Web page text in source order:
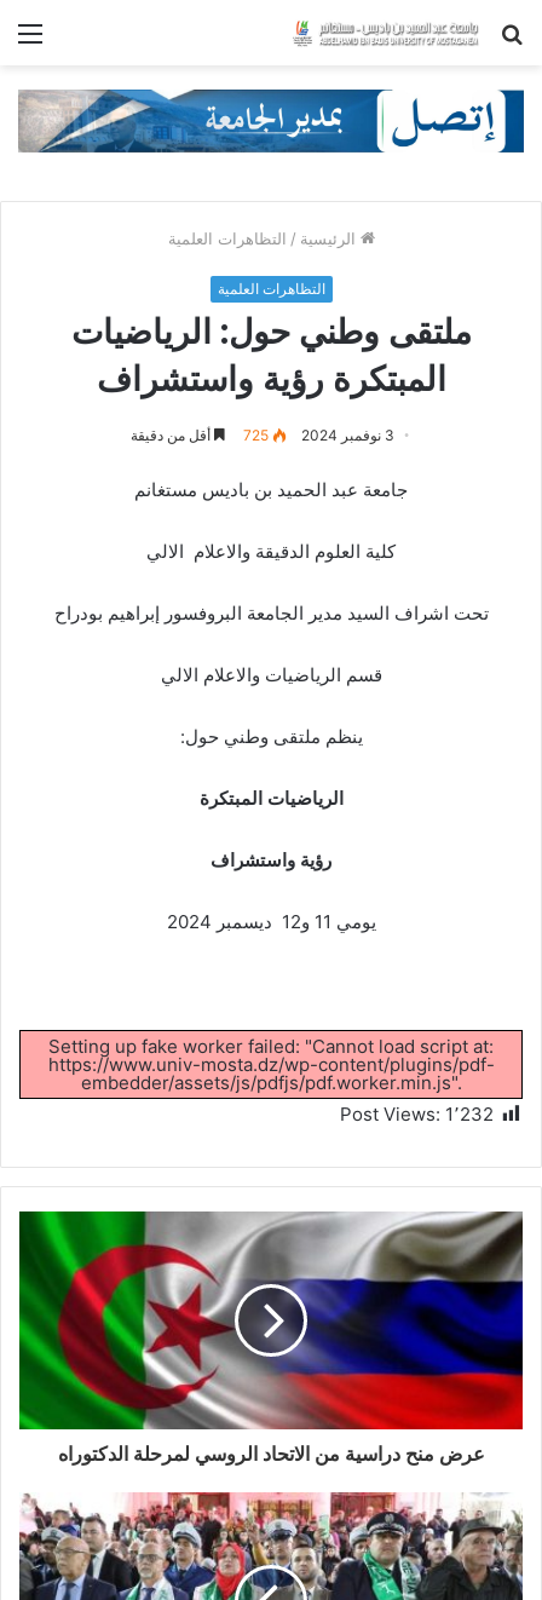
بحث
الرئيسية / التظاهرات العلمية
التظاهرات العلمية
ملتقى وطني حول: الرياضيات
المبتكرة رؤية واستشراف
3 نوفمبر 2024 725 أقل من دقيقة
جامعة عبد الحميد بن باديس مستغانم
كلية العلوم الدقيقة والاعلام الالي
تحت اشراف السيد مدير الجامعة البروفسور إبراهيم بودراح
قسم الرياضيات والاعلام الالي
ينظم ملتقى وطني حول:
الرياضيات المبتكرة
رؤية واستشراف
يومي 11 و12 ديسمبر 2024
Setting up fake worker failed: "Cannot load script at:
https://www.univ-mosta.dz/wp-content/plugins/pdf-
embedder/assets/js/pdfjs/pdf.worker.min.js".
Post Views: 1٬232
عرض منح دراسية من الاتحاد الروسي لمرحلة الدكتوراه